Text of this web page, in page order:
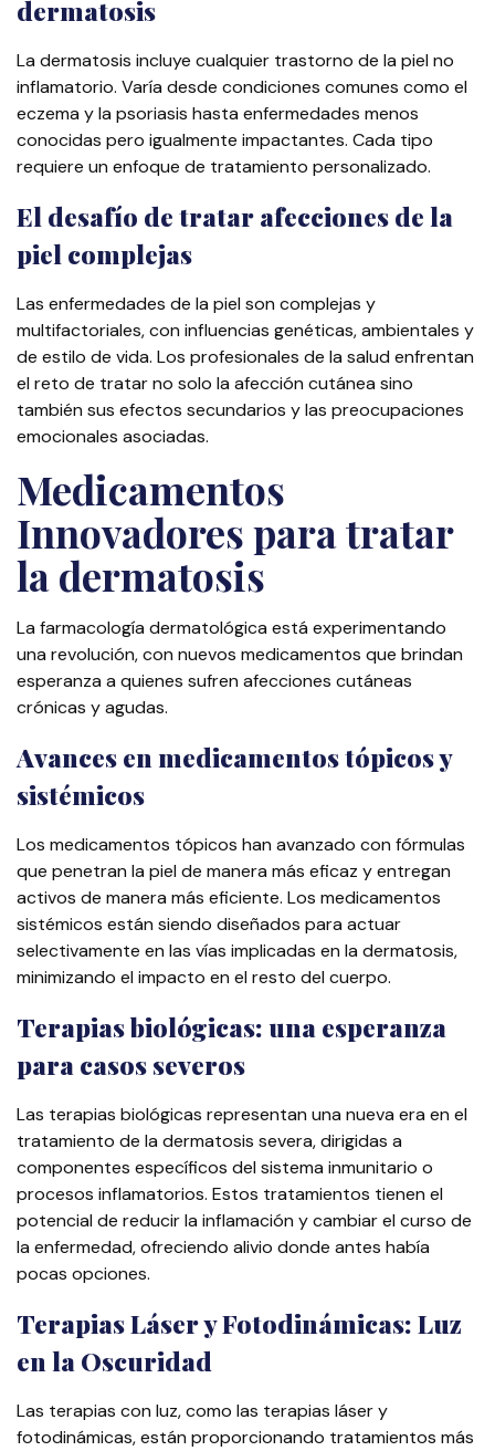
dermatosis
La dermatosis incluye cualquier trastorno de la piel no
inflamatorio. Varía desde condiciones comunes como el
eczema y la psoriasis hasta enfermedades menos
conocidas pero igualmente impactantes. Cada tipo
requiere un enfoque de tratamiento personalizado.
El desafío de tratar afecciones de la
piel complejas
Las enfermedades de la piel son complejas y
multifactoriales, con influencias genéticas, ambientales y
de estilo de vida. Los profesionales de la salud enfrentan
el reto de tratar no solo la afección cutánea sino
también sus efectos secundarios y las preocupaciones
emocionales asociadas.
Medicamentos
Innovadores para tratar
la dermatosis
La farmacología dermatológica está experimentando
una revolución, con nuevos medicamentos que brindan
esperanza a quienes sufren afecciones cutáneas
crónicas y agudas.
Avances en medicamentos tópicos y
sistémicos
Los medicamentos tópicos han avanzado con fórmulas
que penetran la piel de manera más eficaz y entregan
activos de manera más eficiente. Los medicamentos
sistémicos están siendo diseñados para actuar
selectivamente en las vías implicadas en la dermatosis,
minimizando el impacto en el resto del cuerpo.
Terapias biológicas: una esperanza
para casos severos
Las terapias biológicas representan una nueva era en el
tratamiento de la dermatosis severa, dirigidas a
componentes específicos del sistema inmunitario o
procesos inflamatorios. Estos tratamientos tienen el
potencial de reducir la inflamación y cambiar el curso de
la enfermedad, ofreciendo alivio donde antes había
pocas opciones.
Terapias Láser y Fotodinámicas: Luz
en la Oscuridad
Las terapias con luz, como las terapias láser y
fotodinámicas, están proporcionando tratamientos más